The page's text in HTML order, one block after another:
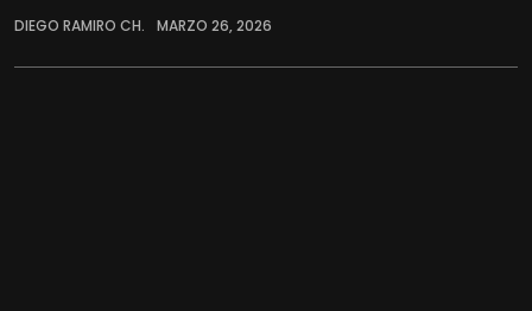
DIEGO RAMIRO CH. MARZO 26, 2026